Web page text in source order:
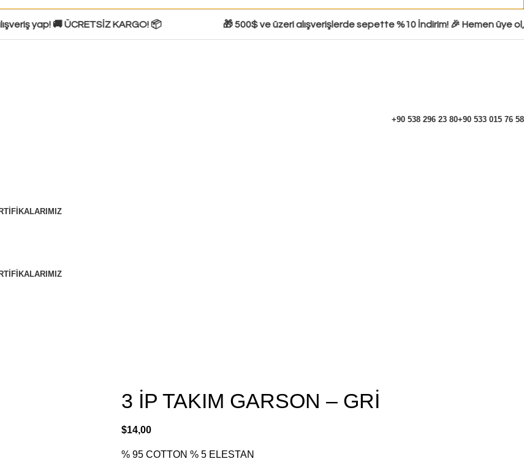
yap! 🚚 ÜCRETSİZ KARGO! 📦 🎁 500$ ve üzeri alışverişlerde sepette %10 İndirim! 🎉 Hemen üye ol,
+90 538 296 23 80+90 533 015 76 58
3 İP TAKIM GARSON – GRİ
$14,00
% 95 COTTON % 5 ELESTAN